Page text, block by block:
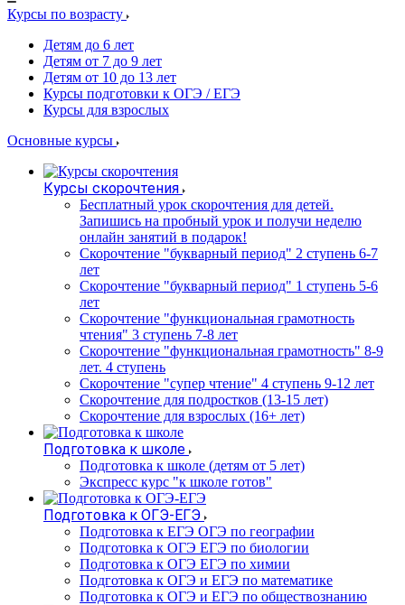
Курсы по возрасту
Детям до 6 лет
Детям от 7 до 9 лет
Детям от 10 до 13 лет
Курсы подготовки к ОГЭ / ЕГЭ
Курсы для взрослых
Основные курсы
Курсы скорочтения
Бесплатный урок скорочтения для детей.
Запишись на пробный урок и получи неделю
онлайн занятий в подарок!
Cкорочтение "букварный период" 2 ступень 6-7
лет
Скорочтение "букварный период" 1 ступень 5-6
лет
Скорочтение "функциональная грамотность
чтения" 3 ступень 7-8 лет
Скорочтение "функциональная грамотность" 8-9
лет. 4 ступень
Скорочтение "супер чтение" 4 ступень 9-12 лет
Скорочтение для подростков (13-15 лет)
Cкорочтение для взрослых (16+ лет)
Подготовка к школе
Подготовка к школе (детям от 5 лет)
Экспресс курс "к школе готов"
Подготовка к ОГЭ-ЕГЭ
Подготовка к ЕГЭ ОГЭ по географии
Подготовка к ОГЭ ЕГЭ по биологии
Подготовка к ОГЭ ЕГЭ по химии
Подготовка к ОГЭ и ЕГЭ по математике
Подготовка к ОГЭ и ЕГЭ по обществознанию